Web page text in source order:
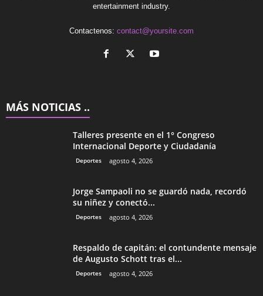
entertainment industry.
Contactenos: contact@yoursite.com
MÁS NOTICIAS ..
Talleres presente en el 1° Congreso
Internacional Deporte y Ciudadanía
Deportes agosto 4, 2026
Jorge Sampaoli no se guardó nada, recordó
su niñez y conectó...
Deportes agosto 4, 2026
Respaldo de capitán: el contundente mensaje
de Augusto Schott tras el...
Deportes agosto 4, 2026